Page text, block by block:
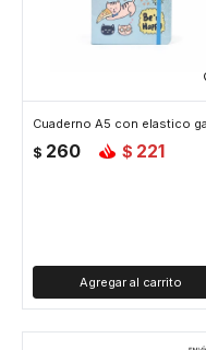
$ 260 $ 221